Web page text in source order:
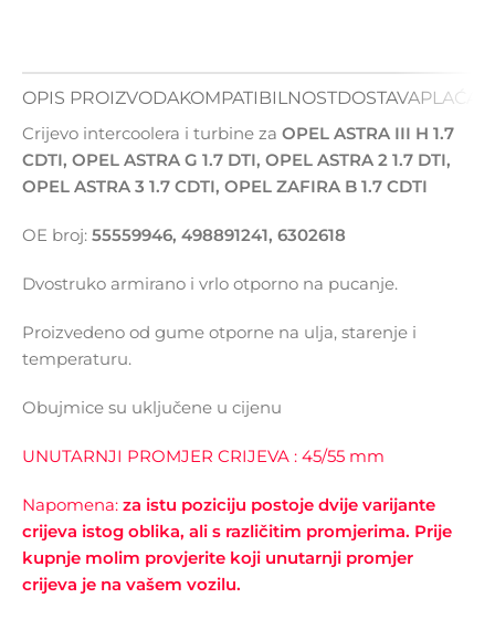
OPIS PROIZVODAKOMPATIBILNOSTDOSTAVA
Crijevo intercoolera i turbine za OPEL ASTRA III H 1.7
CDTI, OPEL ASTRA G 1.7 DTI, OPEL ASTRA 2 1.7 DTI,
OPEL ASTRA 3 1.7 CDTI, OPEL ZAFIRA B 1.7 CDTI
OE broj: 55559946, 498891241, 6302618
Dvostruko armirano i vrlo otporno na pucanje.
Proizvedeno od gume otporne na ulja, starenje i
temperaturu.
Obujmice su uključene u cijenu
UNUTARNJI PROMJER CRIJEVA : 45/55 mm
Napomena: za istu poziciju postoje dvije varijante
crijeva istog oblika, ali s različitim promjerima. Prije
kupnje molim provjerite koji unutarnji promjer
crijeva je na vašem vozilu.